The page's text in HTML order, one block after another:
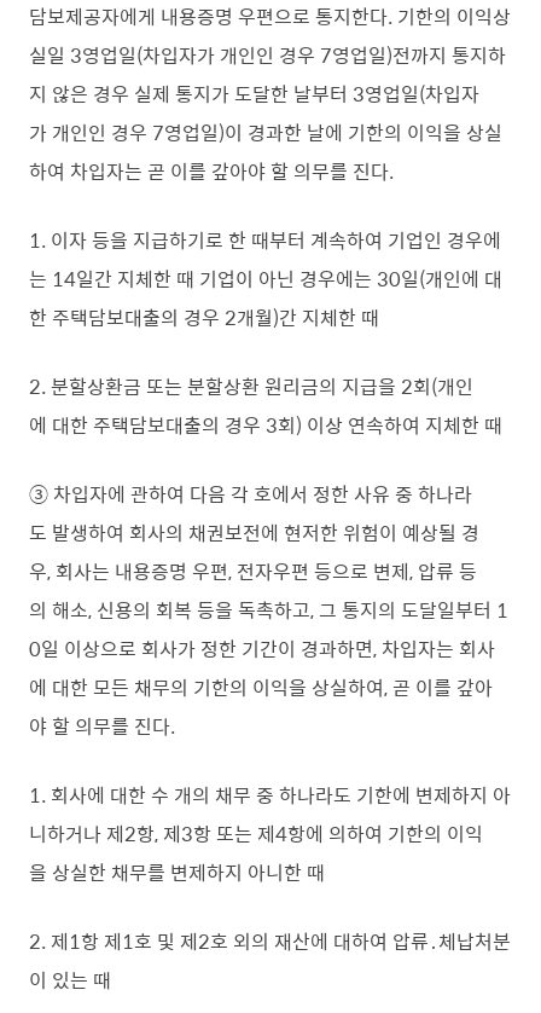
담보제공자에게 내용증명 우편으로 통지한다. 기한의 이익상
실일 3영업일(차입자가 개인인 경우 7영업일)전까지 통지하
지 않은 경우 실제 통지가 도달한 날부터 3영업일(차입자
가 개인인 경우 7영업일)이 경과한 날에 기한의 이익을 상실
하여 차입자는 곧 이를 갚아야 할 의무를 진다.
1. 이자 등을 지급하기로 한 때부터 계속하여 기업인 경우에
는 14일간 지체한 때 기업이 아닌 경우에는 30일(개인에 대
한 주택담보대출의 경우 2개월)간 지체한 때
2. 분할상환금 또는 분할상환 원리금의 지급을 2회(개인
에 대한 주택담보대출의 경우 3회) 이상 연속하여 지체한 때
③ 차입자에 관하여 다음 각 호에서 정한 사유 중 하나라
도 발생하여 회사의 채권보전에 현저한 위험이 예상될 경
우, 회사는 내용증명 우편, 전자우편 등으로 변제, 압류 등
의 해소, 신용의 회복 등을 독촉하고, 그 통지의 도달일부터 1
0일 이상으로 회사가 정한 기간이 경과하면, 차입자는 회사
에 대한 모든 채무의 기한의 이익을 상실하여, 곧 이를 갚아
야 할 의무를 진다.
1. 회사에 대한 수 개의 채무 중 하나라도 기한에 변제하지 아
니하거나 제2항, 제3항 또는 제4항에 의하여 기한의 이익
을 상실한 채무를 변제하지 아니한 때
2. 제1항 제1호 및 제2호 외의 재산에 대하여 압류․체납처분
이 있는 때